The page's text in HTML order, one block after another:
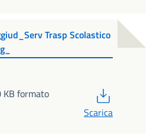
Trasp Scolastico
KB formato
Scarica